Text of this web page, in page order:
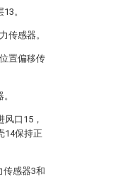
。
传感器。
置偏移传
口15，
14保持正
传感器3和